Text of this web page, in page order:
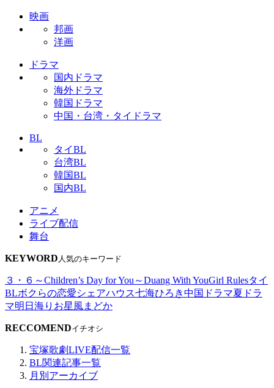
映画
邦画
洋画
ドラマ
国内ドラマ
海外ドラマ
韓国ドラマ
中国・台湾・タイドラマ
BL
タイBL
台湾BL
韓国BL
国内BL
アニメ
ライブ配信
舞台
KEYWORD 人気のキーワード
３・６～Children’s Day for You～Duang With YouGirl Rulesタイ
BLボクらの恋愛シェアハウス七海ひろき中国ドラマ夏ドラ
マ明日海りお星風まどか
RECCOMENDイチオシ
宝塚歌劇LIVE配信一覧
BL関連記事一覧
月別アーカイブ